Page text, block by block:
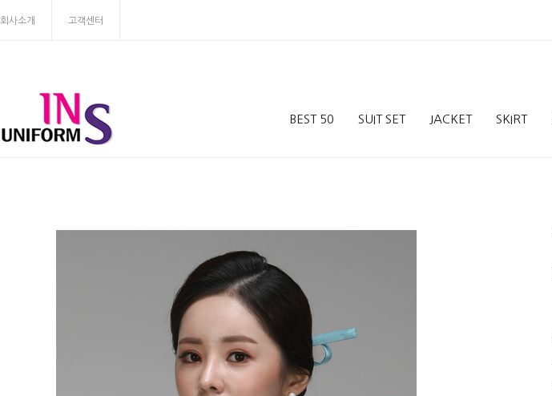
회사소개 고객센터
BEST 50 SUIT SET JACKET SKIRT